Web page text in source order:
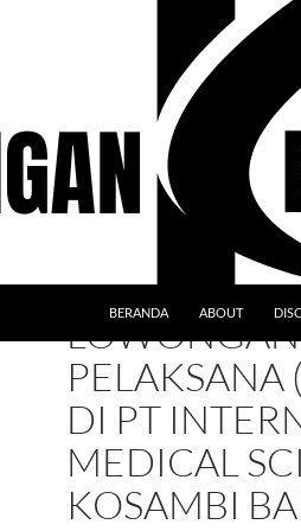
BERANDA ABOUT
DI PT
MEDICAL
KOSAMBI